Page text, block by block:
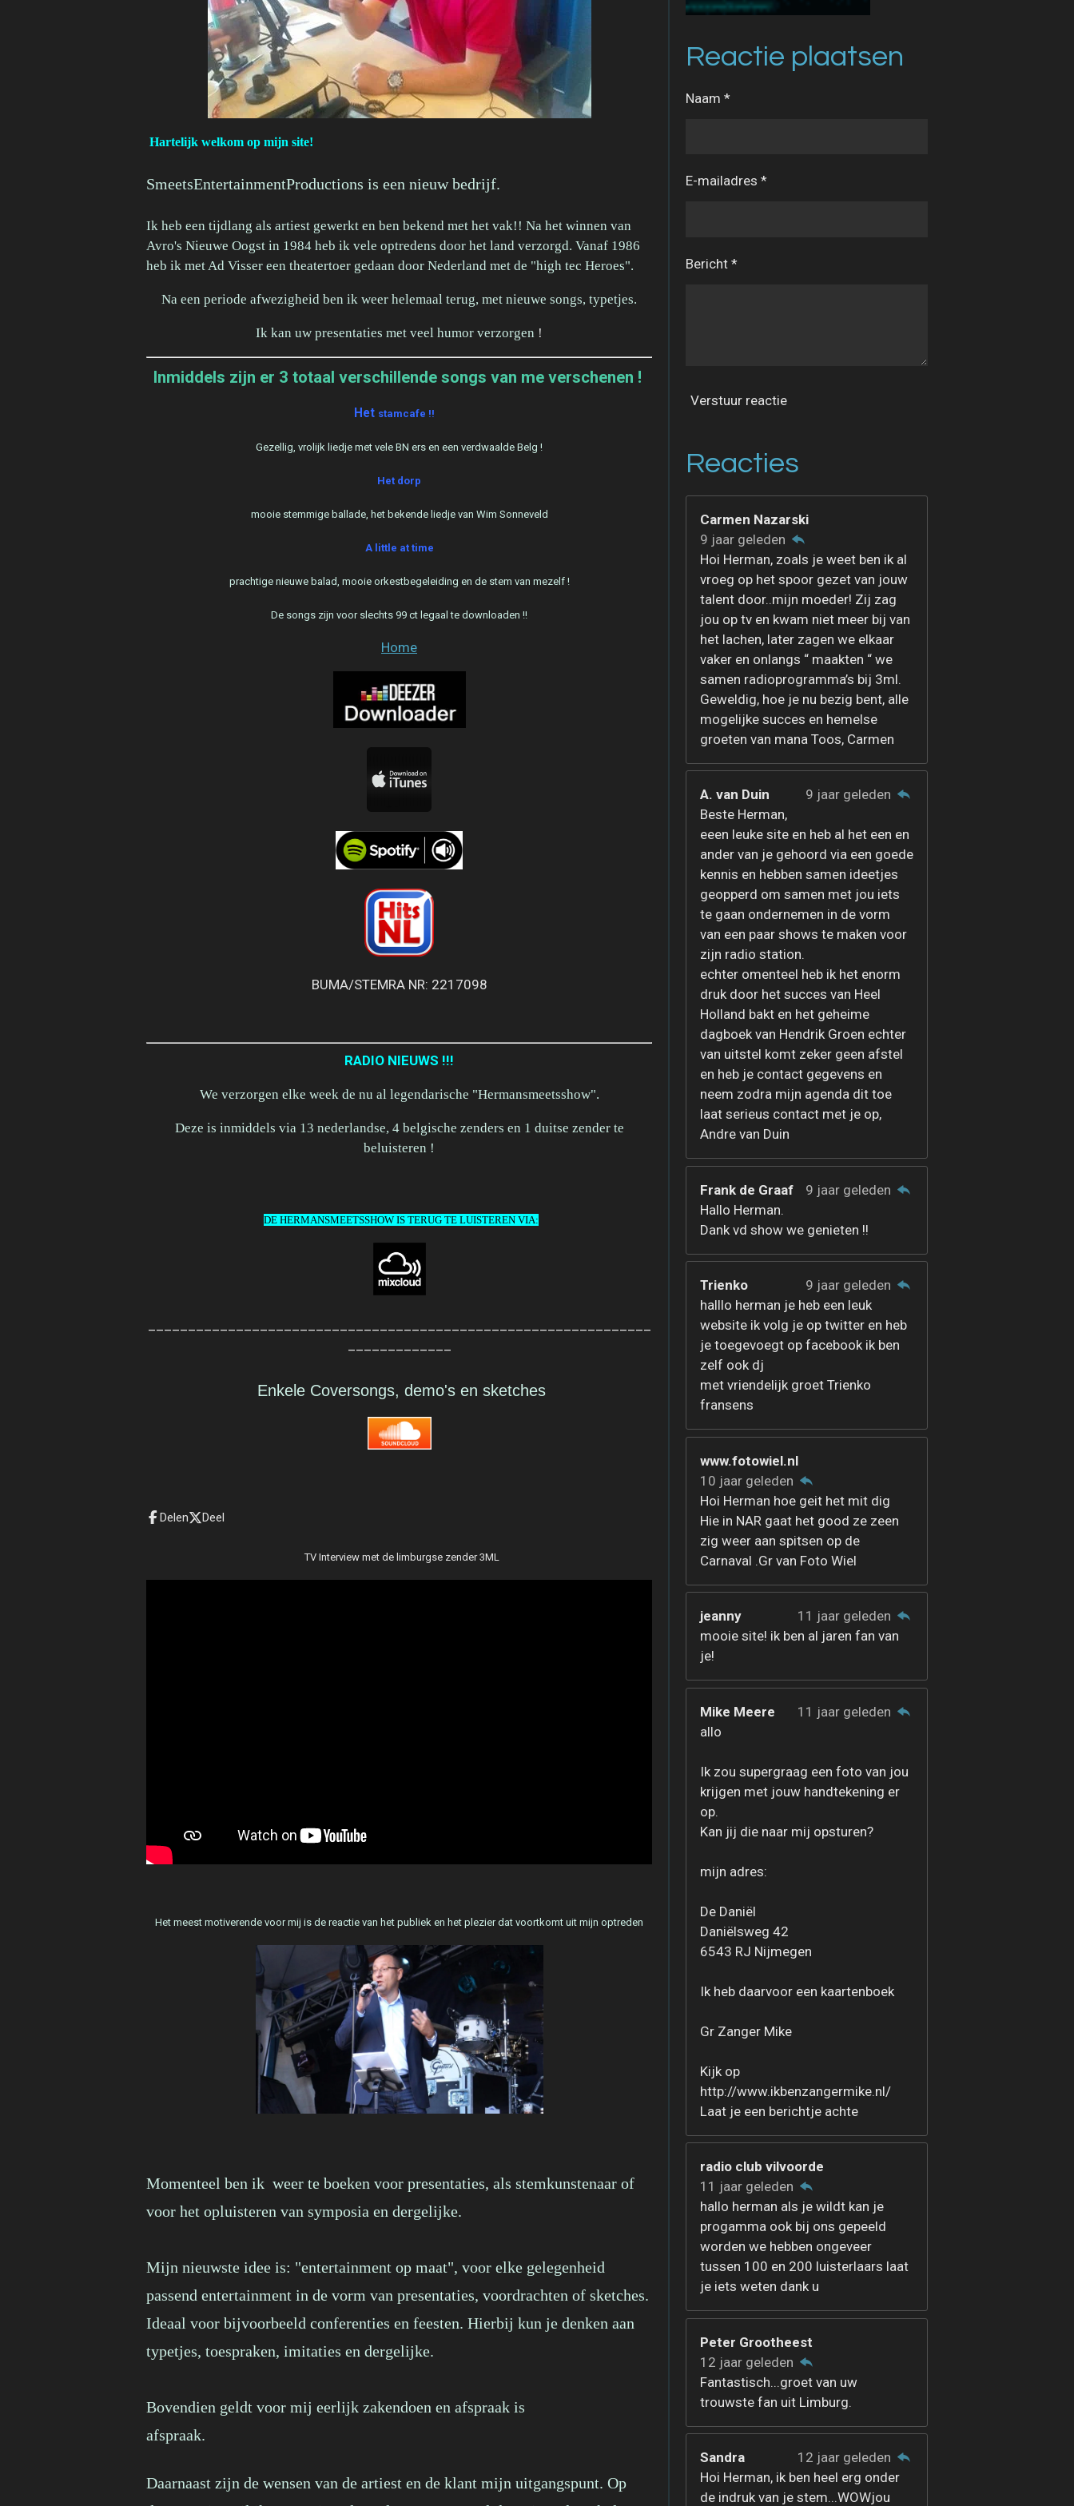
Hartelijk welkom op mijn site!
SmeetsEntertainmentProductions is een nieuw bedrijf.
Ik heb een tijdlang als artiest gewerkt en ben bekend met het vak!! Na het winnen van
Avro's Nieuwe Oogst in 1984 heb ik vele optredens door het land verzorgd. Vanaf 1986
heb ik met Ad Visser een theatertoer gedaan door Nederland met de "high tec Heroes".
Na een periode afwezigheid ben ik weer helemaal terug, met nieuwe songs, typetjes.
Ik kan uw presentaties met veel humor verzorgen !
Inmiddels zijn er 3 totaal verschillende songs van me verschenen !
Het stamcafe !!
Gezellig, vrolijk liedje met vele BN ers en een verdwaalde Belg !
Het dorp
mooie stemmige ballade, het bekende liedje van Wim Sonneveld
A little at time
prachtige nieuwe balad, mooie orkestbegeleiding en de stem van mezelf !
De songs zijn voor slechts 99 ct legaal te downloaden !!
Home
BUMA/STEMRA NR: 2217098
RADIO NIEUWS !!!
We verzorgen elke week de nu al legendarische "Hermansmeetsshow".
Deze is inmiddels via 13 nederlandse, 4 belgische zenders en 1 duitse zender te
beluisteren !
DE HERMANSMEETSSHOW IS TERUG TE LUISTEREN VIA:
Enkele Coversongs, demo's en sketches
Delen Deel
TV Interview met de limburgse zender 3ML
Het meest motiverende voor mij is de reactie van het publiek en het plezier dat voortkomt uit mijn optreden
Momenteel ben ik weer te boeken voor presentaties, als stemkunstenaar of
voor het opluisteren van symposia en dergelijke.
Mijn nieuwste idee is: "entertainment op maat", voor elke gelegenheid
passend entertainment in de vorm van presentaties, voordrachten of sketches.
Ideaal voor bijvoorbeeld conferenties en feesten. Hierbij kun je denken aan
typetjes, toespraken, imitaties en dergelijke.
Bovendien geldt voor mij eerlijk zakendoen en afspraak is
afspraak.
Daarnaast zijn de wensen van de artiest en de klant mijn uitgangspunt. Op
Reactie plaatsen
Naam *
E-mailadres *
Bericht *
Verstuur reactie
Reacties
Carmen Nazarski
9 jaar geleden
Hoi Herman, zoals je weet ben ik al
vroeg op het spoor gezet van jouw
talent door..mijn moeder! Zij zag
jou op tv en kwam niet meer bij van
het lachen, later zagen we elkaar
vaker en onlangs “ maakten “ we
samen radioprogramma’s bij 3ml.
Geweldig, hoe je nu bezig bent, alle
mogelijke succes en hemelse
groeten van mana Toos, Carmen
A. van Duin
9 jaar geleden
Beste Herman,
eeen leuke site en heb al het een en
ander van je gehoord via een goede
kennis en hebben samen ideetjes
geopperd om samen met jou iets
te gaan ondernemen in de vorm
van een paar shows te maken voor
zijn radio station.
echter omenteel heb ik het enorm
druk door het succes van Heel
Holland bakt en het geheime
dagboek van Hendrik Groen echter
van uitstel komt zeker geen afstel
en heb je contact gegevens en
neem zodra mijn agenda dit toe
laat serieus contact met je op,
Andre van Duin
Frank de Graaf
9 jaar geleden
Hallo Herman.
Dank vd show we genieten !!
Trienko
9 jaar geleden
halllo herman je heb een leuk
website ik volg je op twitter en heb
je toegevoegt op facebook ik ben
zelf ook dj
met vriendelijk groet Trienko
fransens
www.fotowiel.nl
10 jaar geleden
Hoi Herman hoe geit het mit dig
Hie in NAR gaat het good ze zeen
zig weer aan spitsen op de
Carnaval .Gr van Foto Wiel
jeanny
11 jaar geleden
mooie site! ik ben al jaren fan van
je!
Mike Meere
11 jaar geleden
allo
Ik zou supergraag een foto van jou
krijgen met jouw handtekening er
op.
Kan jij die naar mij opsturen?
mijn adres:
De Daniël
Daniëlsweg 42
6543 RJ Nijmegen
Ik heb daarvoor een kaartenboek
Gr Zanger Mike
Kijk op
http://www.ikbenzangermike.nl/
Laat je een berichtje achte
radio club vilvoorde
11 jaar geleden
hallo herman als je wildt kan je
progamma ook bij ons gepeeld
worden we hebben ongeveer
tussen 100 en 200 luisterlaars laat
je iets weten dank u
Peter Grootheest
12 jaar geleden
Fantastisch...groet van uw
trouwste fan uit Limburg.
Sandra
12 jaar geleden
Hoi Herman, ik ben heel erg onder
de indruk van je stem...WOWjou